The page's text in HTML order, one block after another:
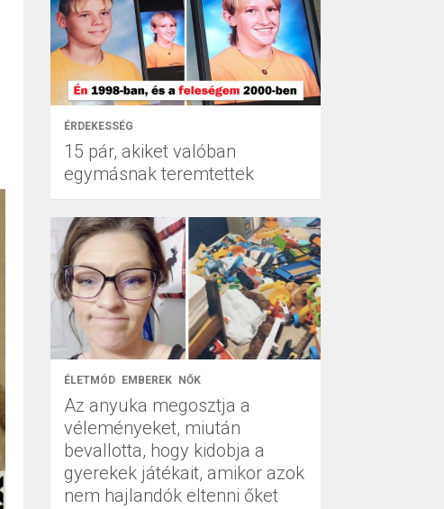
ÉRDEKESSÉG
15 pár, akiket valóban
egymásnak teremtettek
ÉLETMÓD EMBEREK NŐK
Az anyuka megosztja a
véleményeket, miután
bevallotta, hogy kidobja a
gyerekek játékait, amikor azok
nem hajlandók eltenni őket